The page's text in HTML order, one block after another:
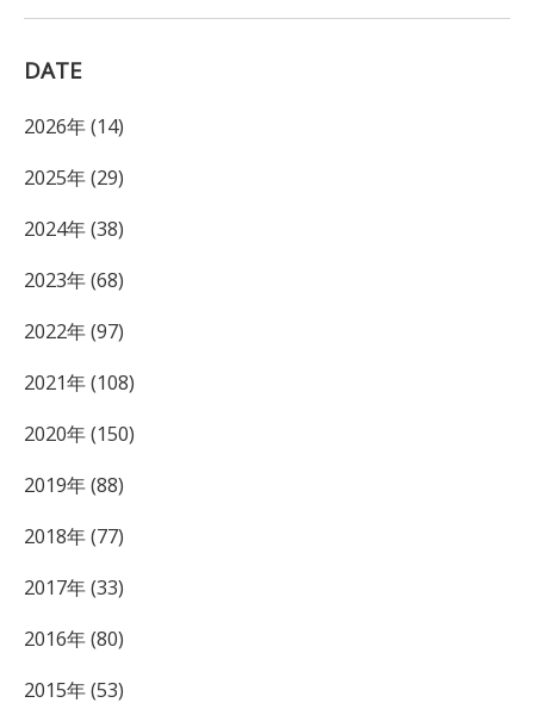
DATE
2026年 (14)
2025年 (29)
2024年 (38)
2023年 (68)
2022年 (97)
2021年 (108)
2020年 (150)
2019年 (88)
2018年 (77)
2017年 (33)
2016年 (80)
2015年 (53)